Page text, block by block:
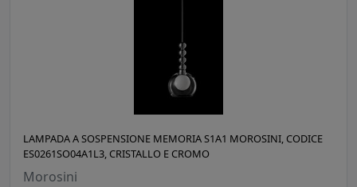
LAMPADA A SOSPENSIONE MEMORIA S1A1 MOROSINI, CODICE
ES0261SO04A1L3, CRISTALLO E CROMO
Morosini